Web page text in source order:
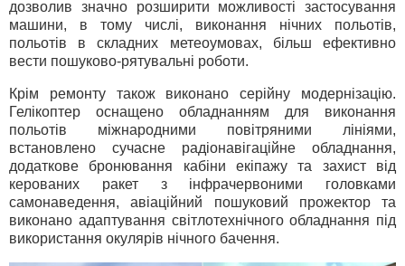
дозволив значно розширити можливості застосування
машини, в тому числі, виконання нічних польотів,
польотів в складних метеоумовах, більш ефективно
вести пошуково-рятувальні роботи.
Крім ремонту також виконано серійну модернізацію.
Гелікоптер оснащено обладнанням для виконання
польотів міжнародними повітряними лініями,
встановлено сучасне радіонавігаційне обладнання,
додаткове бронювання кабіни екіпажу та захист від
керованих ракет з інфрачервоними головками
самонаведення, авіаційний пошуковий прожектор та
виконано адаптування світлотехнічного обладнання під
використання окулярів нічного бачення.